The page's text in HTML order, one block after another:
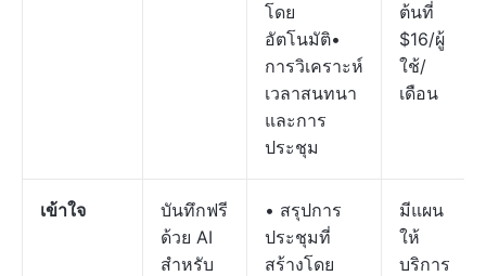
โดย
อัตโนมัติ•
การวิเคราะห์
เวลาสนทนา
และการ
ประชุม
ต้นที่
$16/ผู้
ใช้/
เดือน
เข้าใจ
บันทึกฟรี
ด้วย AI
สำหรับ
• สรุปการ
ประชุมที่
สร้างโดย
มีแผน
ให้
บริการ